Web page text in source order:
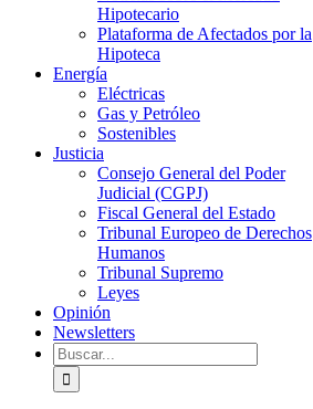
Hipotecario
Plataforma de Afectados por la
Hipoteca
Energía
Eléctricas
Gas y Petróleo
Sostenibles
Justicia
Consejo General del Poder
Judicial (CGPJ)
Fiscal General del Estado
Tribunal Europeo de Derechos
Humanos
Tribunal Supremo
Leyes
Opinión
Newsletters
Buscar: